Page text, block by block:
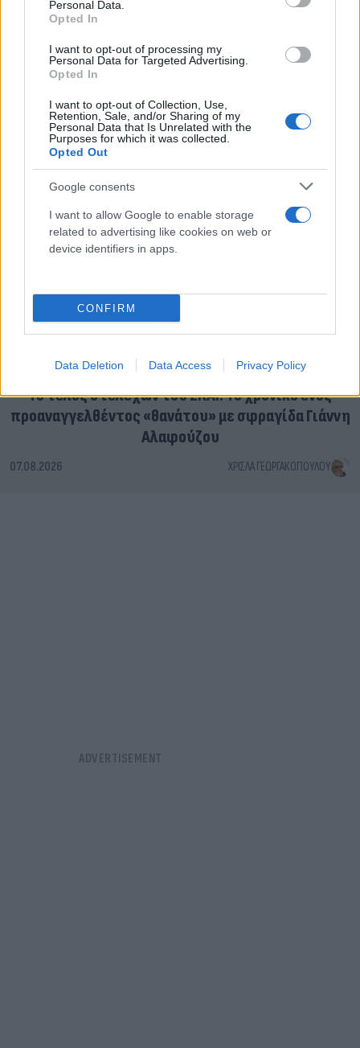
Personal Data.
Opted In
I want to opt-out of processing my
Personal Data for Targeted Advertising.
Opted In
I want to opt-out of Collection, Use,
Retention, Sale, and/or Sharing of my
Personal Data that Is Unrelated with the
Purposes for which it was collected.
Opted Out
Google consents
I want to allow Google to enable storage
related to advertising like cookies on web or
device identifiers in apps.
CONFIRM
Data Deletion Data Access Privacy Policy
Το τέλος στελεχών του ΣΚΑΪ: Το χρονικό ενός
προαναγγελθέντος «θανάτου» με σφραγίδα Γιάννη
Αλαφούζου
07.08.2026 ΧΡΊΣΛΑ ΓΕΩΡΓΑΚΟΠΟΎΛΟΥ